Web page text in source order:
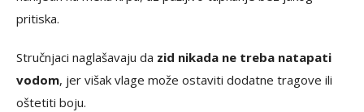
pritiska.
Stručnjaci naglašavaju da zid nikada ne treba natapati
vodom, jer višak vlage može ostaviti dodatne tragove ili
oštetiti boju.